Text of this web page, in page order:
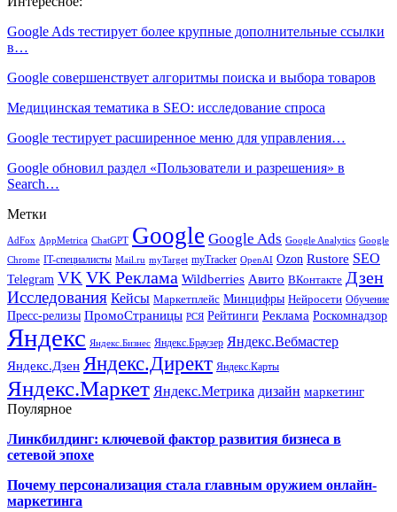
Google Ads тестирует более крупные дополнительные ссылки
в…
Google совершенствует алгоритмы поиска и выбора товаров
Медицинская тематика в SEO: исследование спроса
Google тестирует расширенное меню для управления…
Google обновил раздел «Пользователи и разрешения» в
Search…
Метки
AdFox AppMetrica ChatGPT Google Google Ads Google Analytics Google
Chrome IT-специалисты Mail.ru myTarget myTracker OpenAI Ozon Rustore SEO
Telegram VK VK Реклама Wildberries Авито ВКонтакте Дзен
Исследования Кейсы Маркетплейс Минцифры Нейросети Обучение
Пресс-релизы ПромоСтраницы РСЯ Рейтинги Реклама Роскомнадзор
Яндекс Яндекс.Бизнес Яндекс.Браузер Яндекс.Вебмастер
Яндекс.Дзен Яндекс.Директ Яндекс.Карты
Яндекс.Маркет Яндекс.Метрика дизайн маркетинг
Поулярное
Линкбилдинг: ключевой фактор развития бизнеса в
сетевой эпохе
Почему персонализация стала главным оружием онлайн-
маркетинга